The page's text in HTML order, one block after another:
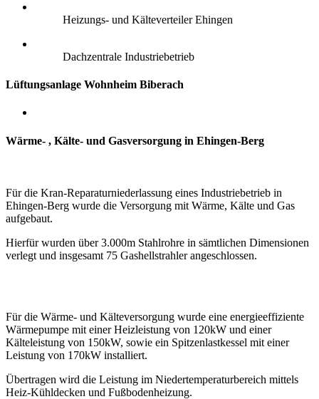
Heizungs- und Kälteverteiler Ehingen
Dachzentrale Industriebetrieb
Lüftungsanlage Wohnheim Biberach
Wärme- , Kälte- und Gasversorgung in Ehingen-Berg
Für die Kran-Reparaturniederlassung eines Industriebetrieb in
Ehingen-Berg wurde die Versorgung mit Wärme, Kälte und Gas
aufgebaut.
Hierfür wurden über 3.000m Stahlrohre in sämtlichen Dimensionen
verlegt und insgesamt 75 Gashellstrahler angeschlossen.
Für die Wärme- und Kälteversorgung wurde eine energieeffiziente
Wärmepumpe mit einer Heizleistung von 120kW und einer
Kälteleistung von 150kW, sowie ein Spitzenlastkessel mit einer
Leistung von 170kW installiert.
Übertragen wird die Leistung im Niedertemperaturbereich mittels
Heiz-Kühldecken und Fußbodenheizung.